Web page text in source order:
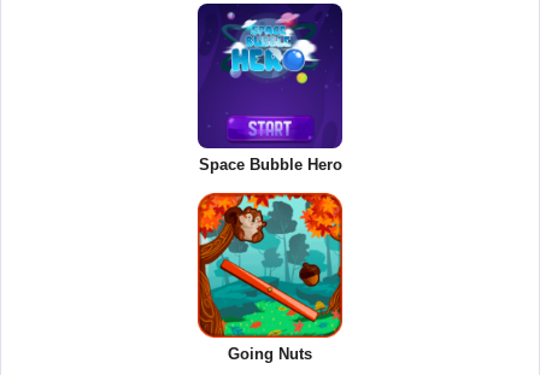
Space Bubble Hero
Going Nuts